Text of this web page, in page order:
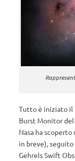
Tutto è iniziato il
Burst Monitor del
Nasa ha
in breve),
Gehrels Swift